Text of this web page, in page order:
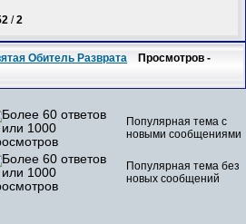
/2
Обитель Разврата Просмотров -
Популярная тема с
новыми сообщениями
Популярная тема без
новых сообщений